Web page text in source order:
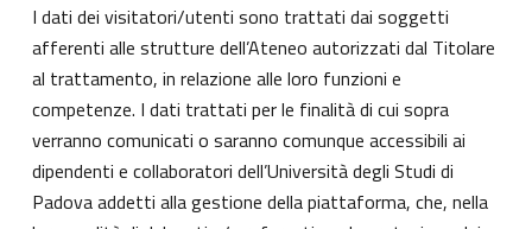
I dati dei visitatori/utenti sono trattati dai soggetti
afferenti alle strutture dell’Ateneo autorizzati dal Titolare
al trattamento, in relazione alle loro funzioni e
competenze. I dati trattati per le finalità di cui sopra
verranno comunicati o saranno comunque accessibili ai
dipendenti e collaboratori dell’Università degli Studi di
Padova addetti alla gestione della piattaforma, che, nella